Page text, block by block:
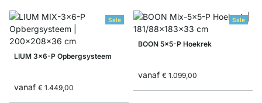
Sale
LIUM 3x6-P Opbergsysteem
vanaf € 1.449,00
Sale
BOON 5x5-P Hoekrek
vanaf € 1.099,00